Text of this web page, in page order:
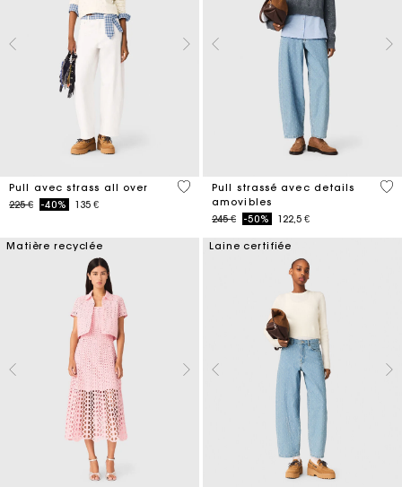
Pull avec strass all over
Price reduced from
225 €to-40% 135 €
4,7 out of 5 Customer Rating
Pull strassé avec details
amovibles
Price reduced from
245 €to-50% 122,5 €
3,2
Matière recyclée Laine certifiée